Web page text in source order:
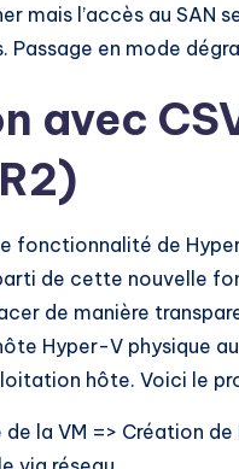
mais l’accès au SAN
Passage en mode
avec
fonctionnalité de
de cette nouvelle
de manière
Hyper-V physique
hôte. Voici le
la VM => Création